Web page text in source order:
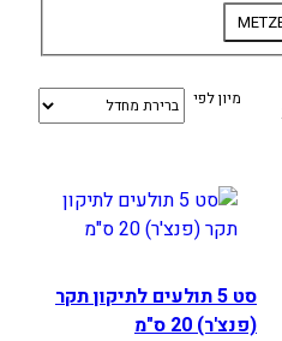
מיון לפי
סט 5 תולעים לתיקון תקר
(פנצ'ר) 20 ס"מ